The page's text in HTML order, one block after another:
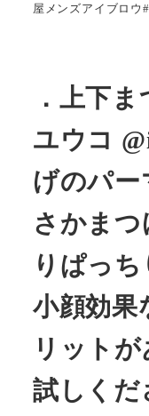
屋メンズアイブロウ
．上下
ユウコ
げのパー
さかまつ
りぱっ
小顔効果
リット
試しくだ